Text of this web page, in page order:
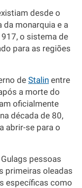
desde o
da monarquia e a
o sistema de
para as regiões
de Stalin entre
a morte do
oficialmente
década de 80,
abrir-se para o
pessoas
primeiras oleadas
específicas como